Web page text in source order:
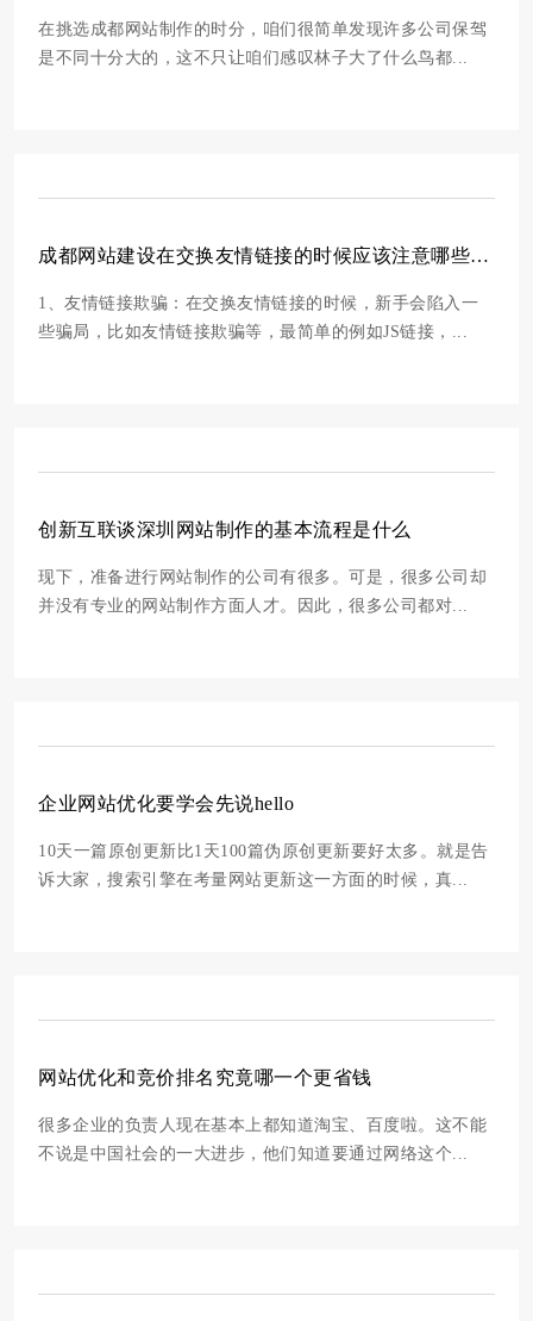
在挑选成都网站制作的时分，咱们很简单发现许多公司保驾
是不同十分大的，这不只让咱们感叹林子大了什么鸟都...
成都网站建设在交换友情链接的时候应该注意哪些事项?
1、友情链接欺骗：在交换友情链接的时候，新手会陷入一
些骗局，比如友情链接欺骗等，最简单的例如JS链接，...
创新互联谈深圳网站制作的基本流程是什么
现下，准备进行网站制作的公司有很多。可是，很多公司却
并没有专业的网站制作方面人才。因此，很多公司都对...
企业网站优化要学会先说hello
10天一篇原创更新比1天100篇伪原创更新要好太多。就是告
诉大家，搜索引擎在考量网站更新这一方面的时候，真...
网站优化和竞价排名究竟哪一个更省钱
很多企业的负责人现在基本上都知道淘宝、百度啦。这不能
不说是中国社会的一大进步，他们知道要通过网络这个...